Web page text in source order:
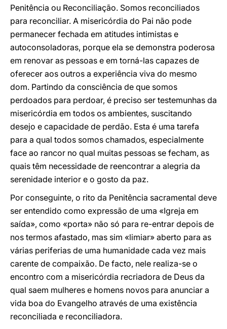
Penitência ou Reconciliação. Somos reconciliados
para reconciliar. A misericórdia do Pai não pode
permanecer fechada em atitudes intimistas e
autoconsoladoras, porque ela se demonstra poderosa
em renovar as pessoas e em torná-las capazes de
oferecer aos outros a experiência viva do mesmo
dom. Partindo da consciência de que somos
perdoados para perdoar, é preciso ser testemunhas da
misericórdia em todos os ambientes, suscitando
desejo e capacidade de perdão. Esta é uma tarefa
para a qual todos somos chamados, especialmente
face ao rancor no qual muitas pessoas se fecham, as
quais têm necessidade de reencontrar a alegria da
serenidade interior e o gosto da paz.
Por conseguinte, o rito da Penitência sacramental deve
ser entendido como expressão de uma «Igreja em
saída», como «porta» não só para re-entrar depois de
nos termos afastado, mas sim «limiar» aberto para as
várias periferias de uma humanidade cada vez mais
carente de compaixão. De facto, nele realiza-se o
encontro com a misericórdia recriadora de Deus da
qual saem mulheres e homens novos para anunciar a
vida boa do Evangelho através de uma existência
reconciliada e reconciliadora.